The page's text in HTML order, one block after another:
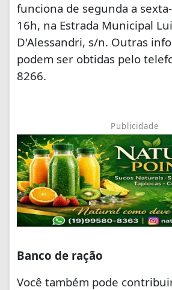
funciona de segunda a
16h, na Estrada Municipal
D'Alessandri, s/n. Outras
podem ser obtidas pelo
8266.
Publicidade
Banco de ração
Você também pode